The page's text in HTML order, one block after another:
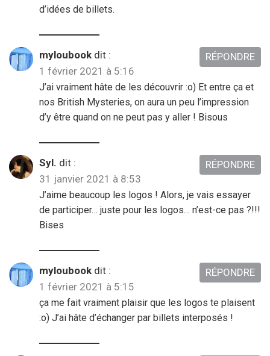
d’idées de billets.
myloubook dit :
1 février 2021 à 5:16
J’ai vraiment hâte de les découvrir :o) Et entre ça et
nos British Mysteries, on aura un peu l’impression
d’y être quand on ne peut pas y aller ! Bisous
RÉPONDRE
Syl. dit :
31 janvier 2021 à 8:53
J’aime beaucoup les logos ! Alors, je vais essayer
de participer… juste pour les logos… n’est-ce pas ?!!!
Bises
RÉPONDRE
myloubook dit :
1 février 2021 à 5:15
ça me fait vraiment plaisir que les logos te plaisent
:o) J’ai hâte d’échanger par billets interposés !
RÉPONDRE